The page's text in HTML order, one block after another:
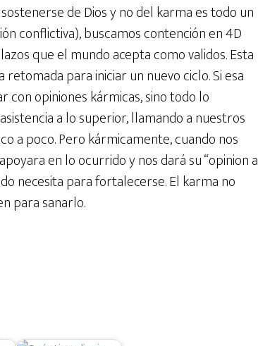
de Dios y no del karma es todo un
conflictiva), buscamos contención en 4D
que el mundo acepta como validos. Esta
para iniciar un nuevo ciclo. Si esa
opiniones kármicas, sino todo lo
a lo superior, llamando a nuestros
a poco. Pero kármicamente, cuando nos
en lo ocurrido y nos dará su “opinion a
necesita para fortalecerse. El karma no
para sanarlo.